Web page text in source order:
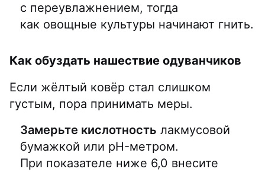
с переувлажнением, тогда
как овощные культуры начинают гнить.
Как обуздать нашествие одуванчиков
Если жёлтый ковёр стал слишком
густым, пора принимать меры.
Замерьте кислотность лакмусовой
бумажкой или pH-метром.
При показателе ниже 6,0 внесите